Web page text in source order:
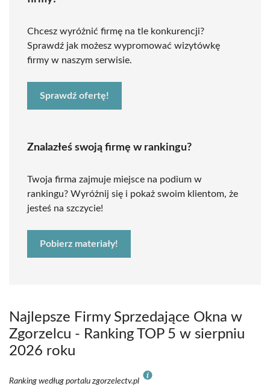
Chcesz wyróżnić firmę na tle konkurencji?
Sprawdź jak możesz wypromować wizytówkę
firmy w naszym serwisie.
Sprawdź ofertę!
Znalazłeś swoją firmę w rankingu?
Twoja firma zajmuje miejsce na podium w
rankingu? Wyróżnij się i pokaż swoim klientom, że
jesteś na szczycie!
Pobierz materiały!
Najlepsze Firmy Sprzedające Okna w
Zgorzelcu - Ranking TOP 5 w sierpniu
2026 roku
Ranking według portalu zgorzelectv.pl